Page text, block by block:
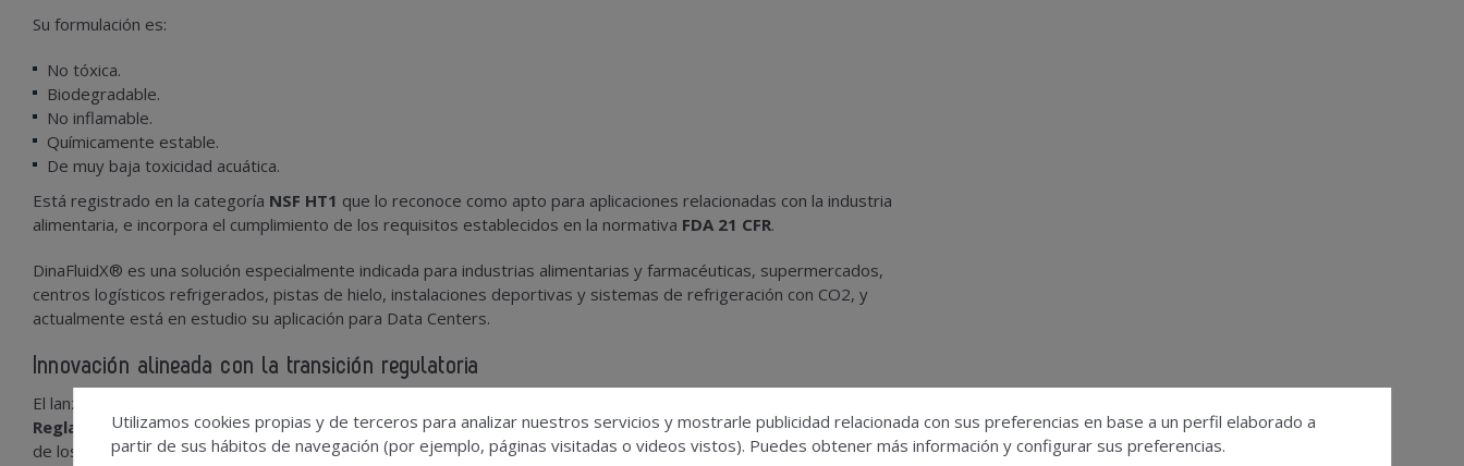
Su formulación es:
No tóxica.
Biodegradable.
No inflamable.
Químicamente estable.
De muy baja toxicidad acuática.
Está registrado en la categoría NSF HT1 que lo reconoce como apto para aplicaciones relacionadas con la industria
alimentaria, e incorpora el cumplimiento de los requisitos establecidos en la normativa FDA 21 CFR.
DinaFluidX® es una solución especialmente indicada para industrias alimentarias y farmacéuticas, supermercados,
centros logísticos refrigerados, pistas de hielo, instalaciones deportivas y sistemas de refrigeración con CO2, y
actualmente está en estudio su aplicación para Data Centers.
Innovación alineada con la transición regulatoria
El lanzamiento de DinaFluidX® se produce en un momento clave para el sector, marcado por la entrada en vigor del
Reglamento (UE) 2024/573 sobre gases fluorados, que impulsa nuevas estrategias para reducir el impacto ambiental
de los sistemas de refrigeración.
Utilizamos cookies propias y de terceros para analizar nuestros servicios y mostrarle publicidad relacionada con sus preferencias en base a un perfil elaborado a
partir de sus hábitos de navegación (por ejemplo, páginas visitadas o videos vistos). Puedes obtener más información y configurar sus preferencias.